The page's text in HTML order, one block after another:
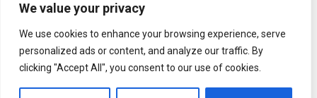
We value your privacy
We use cookies to enhance your browsing experience, serve
personalized ads or content, and analyze our traffic. By
clicking "Accept All", you consent to our use of cookies.
Gazduire Web